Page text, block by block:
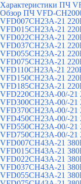
Характеристики ПЧ
Обзор ПЧ VFD-
VFD007CH23A-21
VFD015CH23A-21
VFD022CH23A-21
VFD037CH23A-21
VFD055CH23A-21
VFD075CH23A-21
VFD110CH23A-21
VFD150CH23A-21
VFD185CH23A-21
VFD220CH23A-00/-21
VFD300CH23A-00/-21
VFD370CH23A-00/-21
VFD450CH23A-00/-21
VFD550CH23A-00/-21
VFD750CH23A-00/-21
VFD007CH43A-21
VFD015CH43A-21
VFD022CH43A-21
VFD037CH43A-21
VFD055CH43A-21